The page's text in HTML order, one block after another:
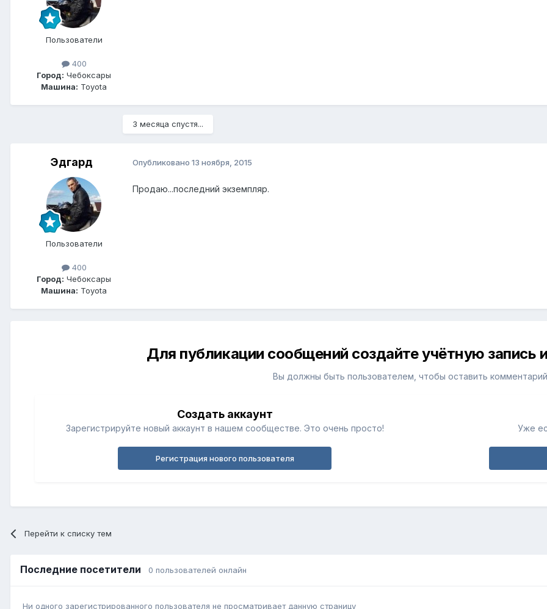
Пользователи
400
Город: Чебоксары
Машина: Toyota
3 месяца спустя...
Эдгард
Пользователи
400
Город: Чебоксары
Машина: Toyota
Опубликовано 13 ноября, 2015
Продаю...последний экземпляр.
Для публикации сообщений создайте учётную запись
Вы должны быть пользователем, чтобы оставить комментарий
Создать аккаунт
Зарегистрируйте новый аккаунт в нашем сообществе. Это очень просто!
Регистрация нового пользователя
Уже
Перейти к списку тем
Последние посетители 0 пользователей онлайн
Ни одного зарегистрированного пользователя не просматривает данную страницу